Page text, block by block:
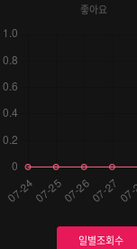
좋아요
일별조회수